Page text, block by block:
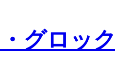
グロッ